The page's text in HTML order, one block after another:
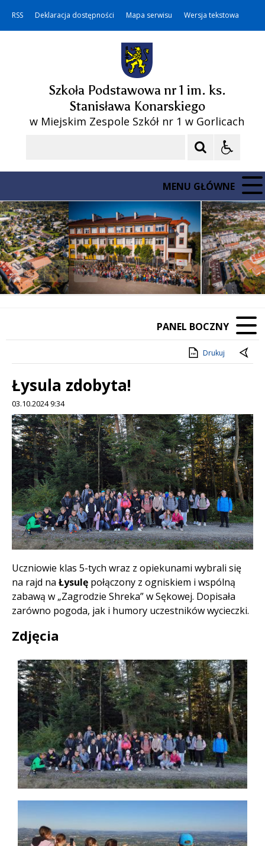
RSS Deklaracja dostępności Mapa serwisu Wersja tekstowa
Szkoła Podstawowa nr 1 im. ks.
Stanisława Konarskiego
w Miejskim Zespole Szkół nr 1 w Gorlicach
MENU GŁÓWNE
Poprzedni Element
Następny Element
❚❚
PANEL BOCZNY
Drukuj
Łysula zdobyta!
03.10.2024 9:34
Treść
Uczniowie klas 5-tych wraz z opiekunami wybrali się
na rajd na Łysulę połączony z ogniskiem i wspólną
zabawą w „Zagrodzie Shreka” w Sękowej. Dopisała
zarówno pogoda, jak i humory uczestników wycieczki.
Zdjęcia